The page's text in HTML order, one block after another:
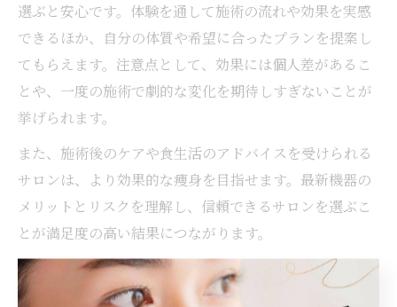
選ぶと安心です。体験を通して施術の流れや効果を実感
できるほか、自分の体質や希望に合ったプランを提案し
てもらえます。注意点として、効果には個人差があるこ
とや、一度の施術で劇的な変化を期待しすぎないことが
挙げられます。
また、施術後のケアや食生活のアドバイスを受けられる
サロンは、より効果的な痩身を目指せます。最新機器の
メリットとリスクを理解し、信頼できるサロンを選ぶこ
とが満足度の高い結果につながります。
エステサロンの比較で分かる満足度の違い